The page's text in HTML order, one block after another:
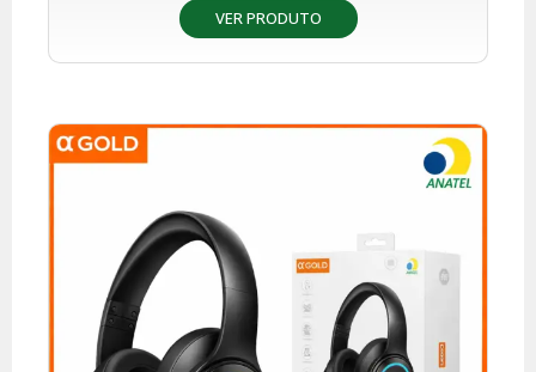
VER PRODUTO